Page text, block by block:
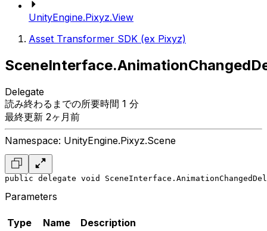
UnityEngine.Pixyz.View
Asset Transformer SDK (ex Pixyz)
Delegate
読み終わるまでの所要時間 1 分
最終更新 2ヶ月前
Namespace: UnityEngine.Pixyz.Scene
public delegate void
Parameters
Type Name Description